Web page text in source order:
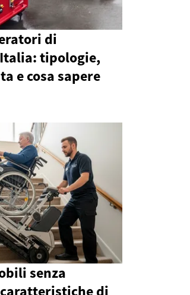
di
tipologie,
e cosa sapere
senza